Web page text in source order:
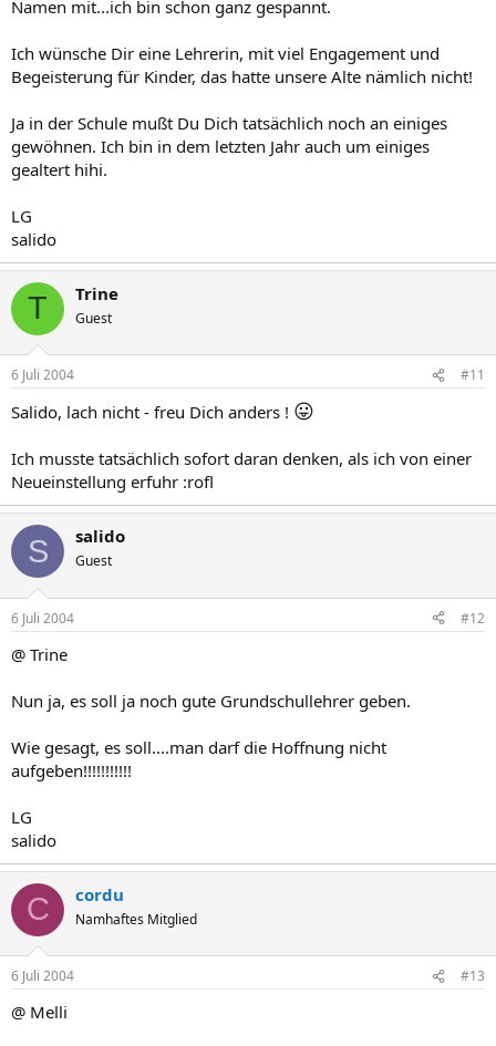
Namen mit...ich bin schon ganz gespannt.
Ich wünsche Dir eine Lehrerin, mit viel Engagement und
Begeisterung für Kinder, das hatte unsere Alte nämlich nicht!
Ja in der Schule mußt Du Dich tatsächlich noch an einiges
gewöhnen. Ich bin in dem letzten Jahr auch um einiges
gealtert hihi.
LG
salido
T Trine
Guest
6 Juli 2004 #11
Salido, lach nicht - freu Dich anders ! 😛
Ich musste tatsächlich sofort daran denken, als ich von einer
Neueinstellung erfuhr :rofl
S salido
Guest
6 Juli 2004 #12
@ Trine
Nun ja, es soll ja noch gute Grundschullehrer geben.
Wie gesagt, es soll....man darf die Hoffnung nicht
aufgeben!!!!!!!!!!!
LG
salido
C cordu
Namhaftes Mitglied
6 Juli 2004 #13
@ Melli